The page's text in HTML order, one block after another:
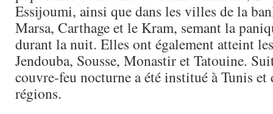
Essijoumi, ainsi que dans les villes de la
Marsa, Carthage et le Kram, semant la
durant la nuit. Elles ont également atteint
Jendouba, Sousse, Monastir et Tatouine.
couvre-feu nocturne a été institué à Tunis et
régions.